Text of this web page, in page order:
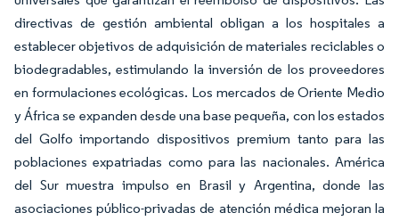
directivas de gestión ambiental obligan a los hospitales a
establecer objetivos de adquisición de materiales reciclables o
biodegradables, estimulando la inversión de los proveedores
en formulaciones ecológicas. Los mercados de Oriente Medio
y África se expanden desde una base pequeña, con los estados
del Golfo importando dispositivos premium tanto para las
poblaciones expatriadas como para las nacionales. América
del Sur muestra impulso en Brasil y Argentina, donde las
asociaciones público-privadas de atención médica mejoran la